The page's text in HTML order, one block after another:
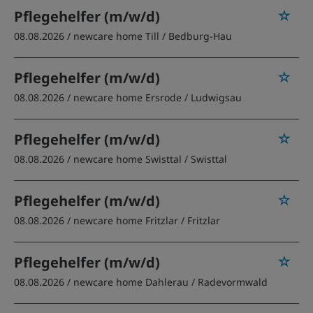
Pflegehelfer (m/w/d)
08.08.2026 / newcare home Till / Bedburg-Hau
Pflegehelfer (m/w/d)
08.08.2026 / newcare home Ersrode / Ludwigsau
Pflegehelfer (m/w/d)
08.08.2026 / newcare home Swisttal / Swisttal
Pflegehelfer (m/w/d)
08.08.2026 / newcare home Fritzlar / Fritzlar
Pflegehelfer (m/w/d)
08.08.2026 / newcare home Dahlerau / Radevormwald